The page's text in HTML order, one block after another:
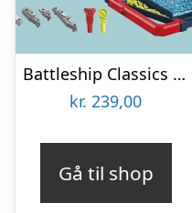
Battleship Classics Spil
kr. 239,00
Gå til shop